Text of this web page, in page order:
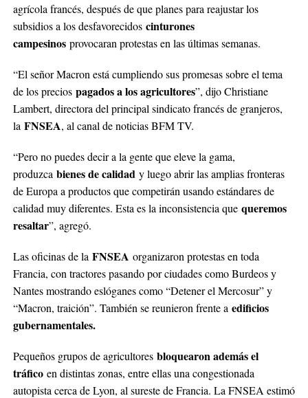
agrícola francés, después de que planes para reajustar los
subsidios a los desfavorecidoscinturones
campesinosprovocaran protestas en las últimas semanas.
“El señor Macron está cumpliendo sus promesas sobre el tema
de los precios pagados a los agricultores”, dijo Christiane
Lambert, directora del principal sindicato francés de granjeros,
la FNSEA, al canal de noticias BFM TV.
“Pero no puedes decir a la gente que eleve la gama,
produzca bienes de calidad y luego abrir las amplias fronteras
de Europa a productos que competirán usando estándares de
calidad muy diferentes. Esta es la inconsistencia que queremos
resaltar”, agregó.
Las oficinas de la FNSEA organizaron protestas en toda
Francia, con tractores pasando por ciudades como Burdeos y
Nantes mostrando eslóganes como “Detener el Mercosur” y
“Macron, traición”. También se reunieron frente a edificios
gubernamentales.
Pequeños grupos de agricultores bloquearon además el
tráficoen distintas zonas, entre ellas una congestionada
autopista cerca de Lyon, al sureste de Francia. La FNSEA estimó